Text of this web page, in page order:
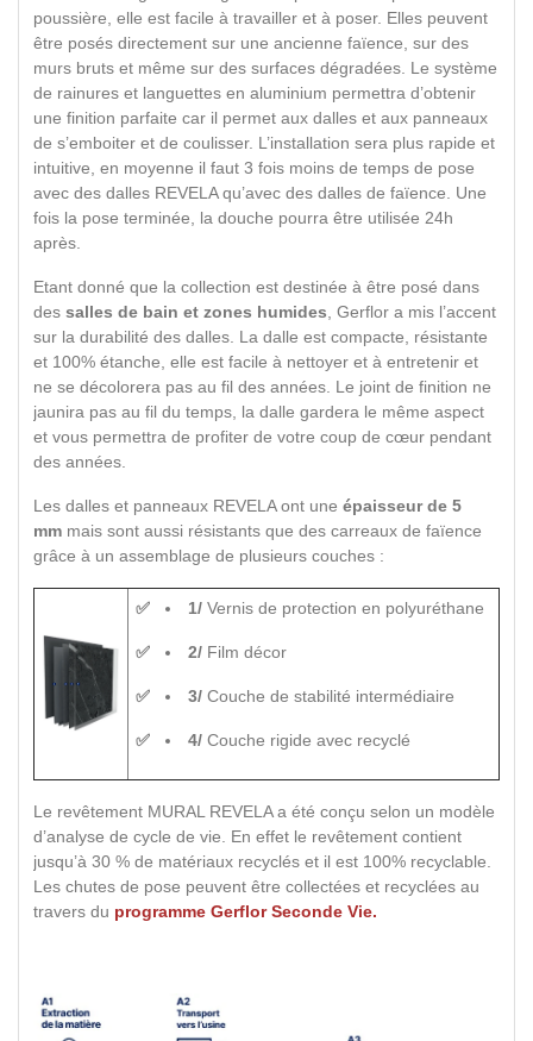
poussière, elle est facile à travailler et à poser. Elles peuvent
être posés directement sur une ancienne faïence, sur des
murs bruts et même sur des surfaces dégradées. Le système
de rainures et languettes en aluminium permettra d’obtenir
une finition parfaite car il permet aux dalles et aux panneaux
de s’emboiter et de coulisser. L’installation sera plus rapide et
intuitive, en moyenne il faut 3 fois moins de temps de pose
avec des dalles REVELA qu’avec des dalles de faïence. Une
fois la pose terminée, la douche pourra être utilisée 24h
après.
Etant donné que la collection est destinée à être posé dans
des salles de bain et zones humides , Gerflor a mis l’accent
sur la durabilité des dalles. La dalle est compacte, résistante
et 100% étanche, elle est facile à nettoyer et à entretenir et
ne se décolorera pas au fil des années. Le joint de finition ne
jaunira pas au fil du temps, la dalle gardera le même aspect
et vous permettra de profiter de votre coup de cœur pendant
des années.
Les dalles et panneaux REVELA ont une épaisseur de 5
mm mais sont aussi résistants que des carreaux de faïence
grâce à un assemblage de plusieurs couches :
1/ Vernis de protection en polyuréthane
2/ Film décor
3/ Couche de stabilité intermédiaire
4/ Couche rigide avec recyclé
Le revêtement MURAL REVELA a été conçu selon un modèle
d’analyse de cycle de vie. En effet le revêtement contient
jusqu’à 30 % de matériaux recyclés et il est 100% recyclable.
Les chutes de pose peuvent être collectées et recyclées au
travers du programme Gerflor Seconde Vie.